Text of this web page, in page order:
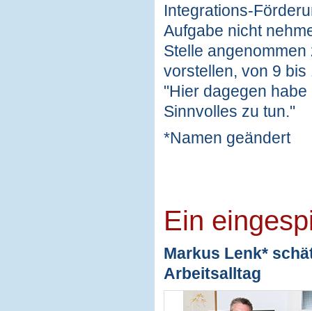
Integrations-
Aufgabe nicht
Stelle
vorstellen, von 9
"Hier dagegen
Sinnvolles zu tun."
*Namen geändert
Ein
Markus Lenk*
Arbeitsalltag